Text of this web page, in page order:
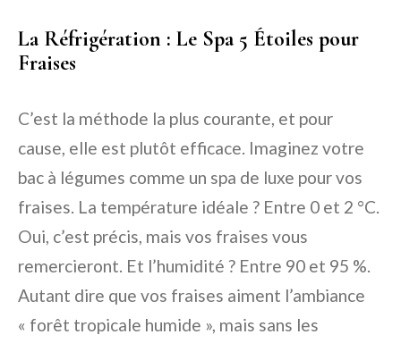
La Réfrigération : Le Spa 5 Étoiles pour
Fraises
C’est la méthode la plus courante, et pour
cause, elle est plutôt efficace. Imaginez votre
bac à légumes comme un spa de luxe pour vos
fraises. La température idéale ? Entre 0 et 2 °C.
Oui, c’est précis, mais vos fraises vous
remercieront. Et l’humidité ? Entre 90 et 95 %.
Autant dire que vos fraises aiment l’ambiance
« forêt tropicale humide », mais sans les